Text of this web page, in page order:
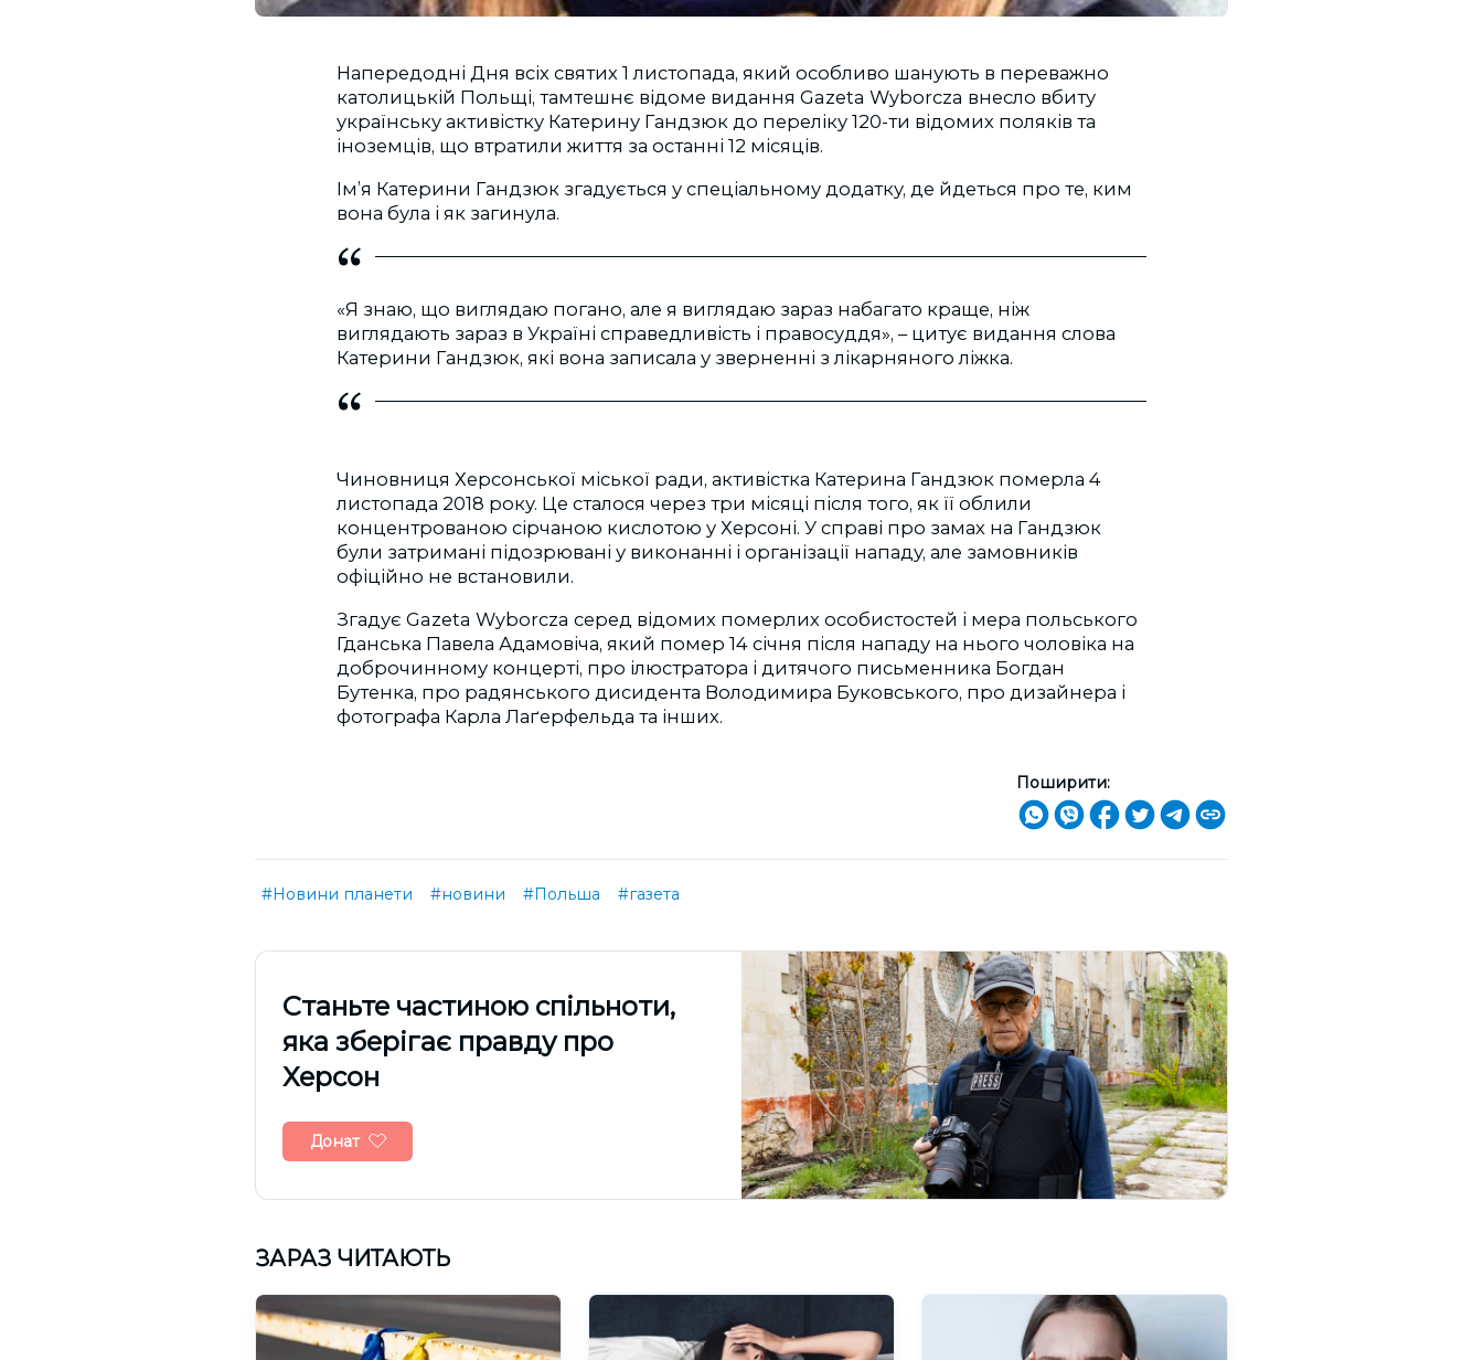
Напередодні Дня всіх святих 1 листопада, який особливо шанують в переважно
католицькій Польщі, тамтешнє відоме видання Gazeta Wyborcza внесло вбиту
українську активістку Катерину Гандзюк до переліку 120-ти відомих поляків та
іноземців, що втратили життя за останні 12 місяців.
Ім’я Катерини Гандзюк згадується у спеціальному додатку, де йдеться про те, ким
вона була і як загинула.
«Я знаю, що виглядаю погано, але я виглядаю зараз набагато краще, ніж
виглядають зараз в Україні справедливість і правосуддя», – цитує видання слова
Катерини Гандзюк, які вона записала у зверненні з лікарняного ліжка.
Чиновниця Херсонської міської ради, активістка Катерина Гандзюк померла 4
листопада 2018 року. Це сталося через три місяці після того, як її облили
концентрованою сірчаною кислотою у Херсоні. У справі про замах на Гандзюк
були затримані підозрювані у виконанні і організації нападу, але замовників
офіційно не встановили.
Згадує Gazeta Wyborcza серед відомих померлих особистостей і мера польського
Гданська Павела Адамовіча, який помер 14 січня після нападу на нього чоловіка на
доброчинному концерті, про ілюстратора і дитячого письменника Богдан
Бутенка, про радянського дисидента Володимира Буковського, про дизайнера і
фотографа Карла Лаґерфельда та інших.
Поширити:
#Новини планети #новини #Польша #газета
Cтаньте частиною спільноти,
яка зберігає правду про
Херсон
Донат
ЗАРАЗ ЧИТАЮТЬ